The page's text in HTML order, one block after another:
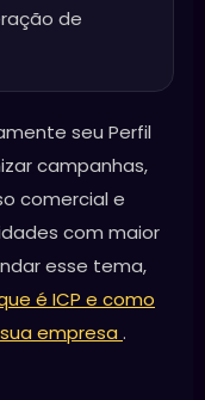
de
seu Perfil
campanhas,
comercial e
com maior
esse tema,
é ICP e como
empresa .